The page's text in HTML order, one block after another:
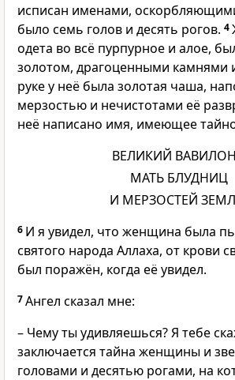
исписан именами,
было семь голов и десять рогов. 4
одета во всё пурпурное и алое,
золотом, драгоценными камнями
руке у неё была золотая чаша,
мерзостью и нечистотами её
неё написано имя, имеющее
ВЕЛИКИЙ
МАТЬ БЛУДНИЦ
И МЕРЗОСТЕЙ
6 И я увидел, что женщина была
святого народа Аллаха, от крови
был поражён, когда её увидел.
7Ангел сказал мне:
– Чему ты удивляешься? Я тебе
заключается тайна женщины и
головами и десятью рогами, на